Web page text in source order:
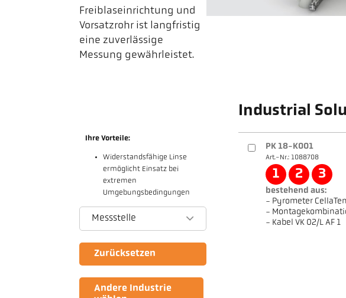
Freiblaseinrichtung und
Vorsatzrohr ist langfristig
eine zuverlässige
Messung gewährleistet.
Industrial
Ihre Vorteile:
Widerstandsfähige Linse
ermöglicht Einsatz bei
extremen
Umgebungsbedingungen
Messstelle
Zurücksetzen
Andere Industrie
PK 18-K001
Art.-Nr.: 1088708
1 2 3
bestehend aus:
- Pyrometer
-
- Kabel VK 02/L AF 1